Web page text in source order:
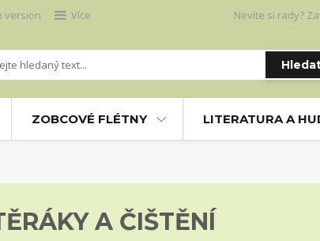
version Více Nevíte si rady?
ZOBCOVÉ FLÉTNY LITERATURA A
A ČIŠTĚNÍ